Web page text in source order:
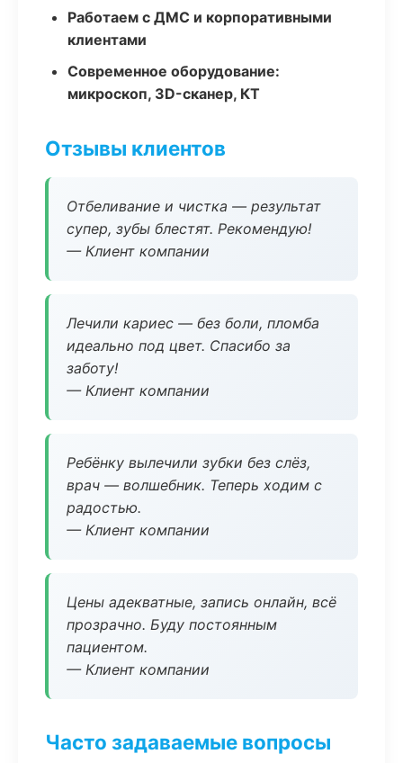
Работаем с ДМС и корпоративными
клиентами
Современное оборудование:
микроскоп, 3D-сканер, КТ
Отзывы клиентов
Отбеливание и чистка — результат
супер, зубы блестят. Рекомендую!
— Клиент компании
Лечили кариес — без боли, пломба
идеально под цвет. Спасибо за
заботу!
— Клиент компании
Ребёнку вылечили зубки без слёз,
врач — волшебник. Теперь ходим с
радостью.
— Клиент компании
Цены адекватные, запись онлайн, всё
прозрачно. Буду постоянным
пациентом.
— Клиент компании
Часто задаваемые вопросы